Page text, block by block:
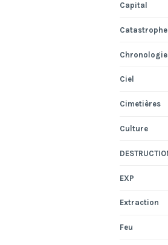
Capital
Catastrophe
Ciel
Cimetières
Culture
EXP
Extraction
Feu